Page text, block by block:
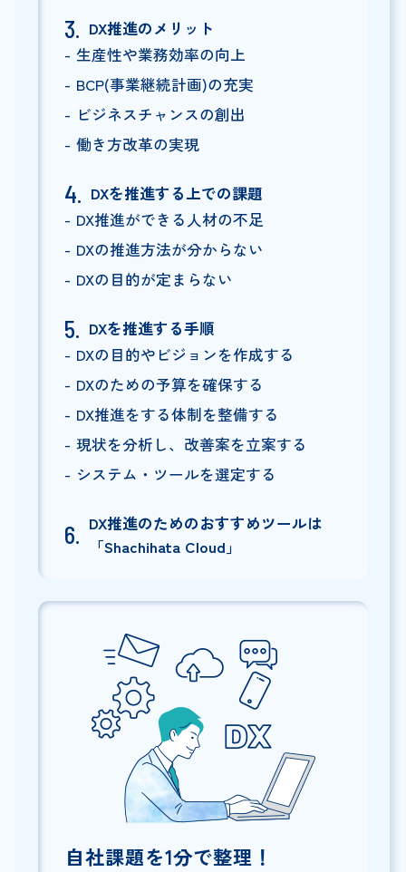
DX推進のメリット
生産性や業務効率の向上
BCP(事業継続計画)の充実
ビジネスチャンスの創出
働き方改革の実現
DXを推進する上での課題
DX推進ができる人材の不足
DXの推進方法が分からない
DXの目的が定まらない
DXを推進する手順
DXの目的やビジョンを作成する
DXのための予算を確保する
DX推進をする体制を整備する
現状を分析し、改善案を立案する
システム・ツールを選定する
DX推進のためのおすすめツールは
「Shachihata Cloud」
自社課題を1分で整理！